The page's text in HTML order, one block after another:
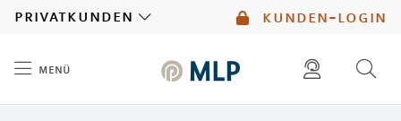
kunden-login
privatkunden
menü